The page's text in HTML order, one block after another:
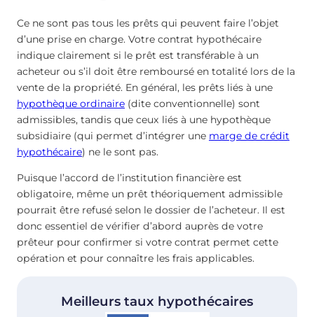
Ce ne sont pas tous les prêts qui peuvent faire l’objet
d’une prise en charge. Votre contrat hypothécaire
indique clairement si le prêt est transférable à un
acheteur ou s’il doit être remboursé en totalité lors de la
vente de la propriété. En général, les prêts liés à une
hypothèque ordinaire (dite conventionnelle) sont
admissibles, tandis que ceux liés à une hypothèque
subsidiaire (qui permet d’intégrer une marge de crédit
hypothécaire) ne le sont pas.
Puisque l’accord de l’institution financière est
obligatoire, même un prêt théoriquement admissible
pourrait être refusé selon le dossier de l’acheteur. Il est
donc essentiel de vérifier d’abord auprès de votre
prêteur pour confirmer si votre contrat permet cette
opération et pour connaître les frais applicables.
Meilleurs taux hypothécaires